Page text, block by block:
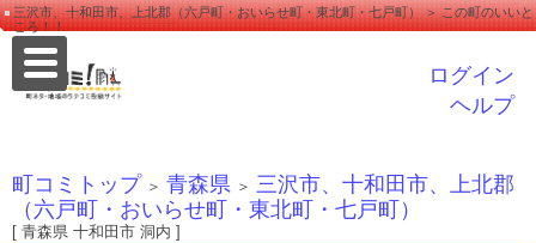
三沢市、十和田市、上北郡（六戸町・おいらせ町・東北町・七戸町） ＞ この町のいいと
ころ！！
ログイン
ヘルプ
町コミトップ ＞ 青森県 ＞ 三沢市、十和田市、上北郡
（六戸町・おいらせ町・東北町・七戸町）
[ 青森県 十和田市 洞内 ]